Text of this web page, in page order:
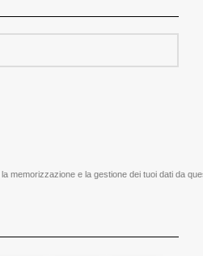
memorizzazione e la gestione dei tuoi dati da